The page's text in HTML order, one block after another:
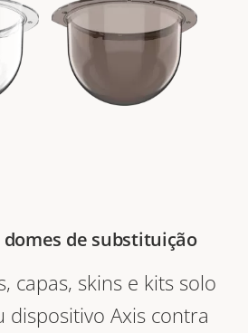
domes de substituição
capas, skins e kits solo
dispositivo Axis contra